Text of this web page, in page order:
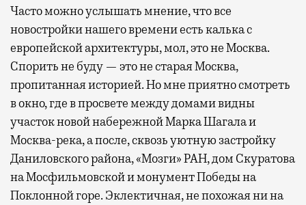
Часто можно услышать мнение, что все
новостройки нашего времени есть калька с
европейской архитектуры, мол, это не Москва.
Спорить не буду — это не старая Москва,
пропитанная историей. Но мне приятно смотреть
в окно, где в просвете между домами видны
участок новой набережной Марка Шагала и
Москва-река, а после, сквозь уютную застройку
Даниловского района, «Мозги» РАН, дом Скуратова
на Мосфильмовской и монумент Победы на
Поклонной горе. Эклектичная, не похожая ни на